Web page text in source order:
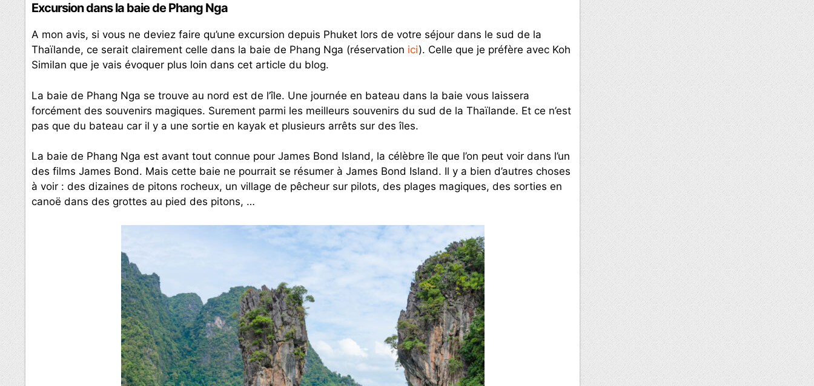
Excursion dans la baie de Phang Nga
A mon avis, si vous ne deviez faire qu’une excursion depuis Phuket lors de votre séjour dans le sud de la
Thaïlande, ce serait clairement celle dans la baie de Phang Nga (réservation ici). Celle que je préfère avec Koh
Similan que je vais évoquer plus loin dans cet article du blog.
La baie de Phang Nga se trouve au nord est de l’île. Une journée en bateau dans la baie vous laissera
forcément des souvenirs magiques. Surement parmi les meilleurs souvenirs du sud de la Thaïlande. Et ce n’est
pas que du bateau car il y a une sortie en kayak et plusieurs arrêts sur des îles.
La baie de Phang Nga est avant tout connue pour James Bond Island, la célèbre île que l’on peut voir dans l’un
des films James Bond. Mais cette baie ne pourrait se résumer à James Bond Island. Il y a bien d’autres choses
à voir : des dizaines de pitons rocheux, un village de pêcheur sur pilots, des plages magiques, des sorties en
canoë dans des grottes au pied des pitons, …